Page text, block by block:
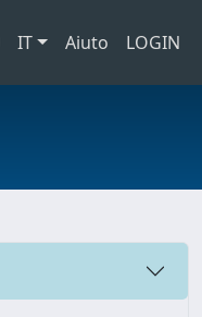
IT Aiuto LOGIN